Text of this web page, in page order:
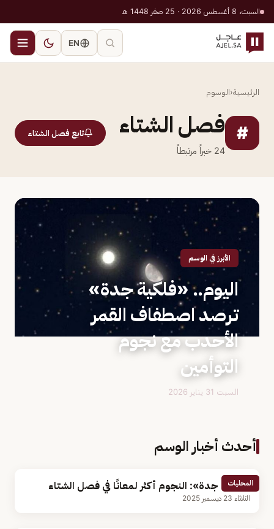
السبت، 8 أغسطس 2026 · 25 صفر 1448 هـ
EN
الرئيسية‹الوسوم
# فصل الشتاء
24 خبراً مرتبطاً
تابع فصل الشتاء
الأبرز في الوسم
اليوم.. «فلكية جدة»
ترصد اصطفاف القمر
الأحدب مع نجوم
التوأمين
السبت 31 يناير 2026
أحدث أخبار الوسم
المحليات
«فلكية جدة»: النجوم أكثر لمعانًا في فصل الشتاء
الثلاثاء 23 ديسمبر 2025